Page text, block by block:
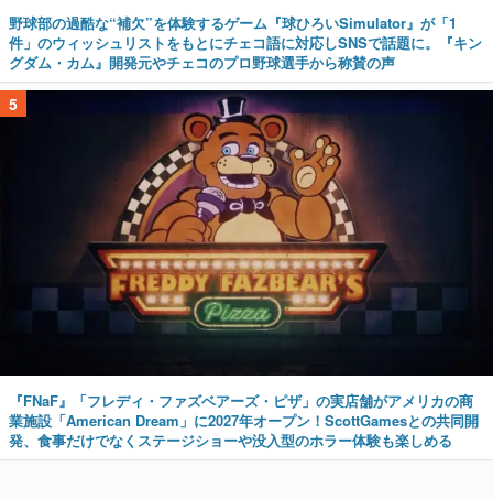
5
『FNaF』「フレディ・ファズベアーズ・ピザ」の実店舗がアメリカの商
業施設「American Dream」に2027年オープン！ScottGamesとの共同開